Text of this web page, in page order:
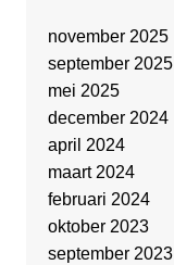
november 2025
september 2025
mei 2025
december 2024
april 2024
maart 2024
februari 2024
oktober 2023
september 2023